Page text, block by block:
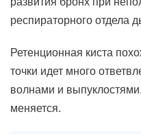
респираторного отдела
Ретенционная киста
точки идет много
волнами и
меняется.